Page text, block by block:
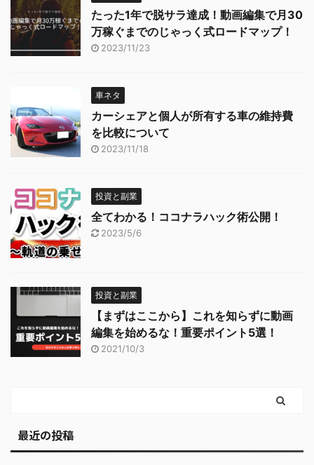
たった1年で脱サラ達成！動画編集で月30
万稼ぐまでのじゃっく式ロードマップ！
2023/11/23
車ネタ
カーシェアと個人が所有する車の維持費
を比較について
2023/11/18
投資と副業
全てわかる！ココナラハック術公開！
2023/5/6
投資と副業
【まずはここから】これを知らずに動画
編集を始めるな！重要ポイント5選！
2021/10/3
最近の投稿